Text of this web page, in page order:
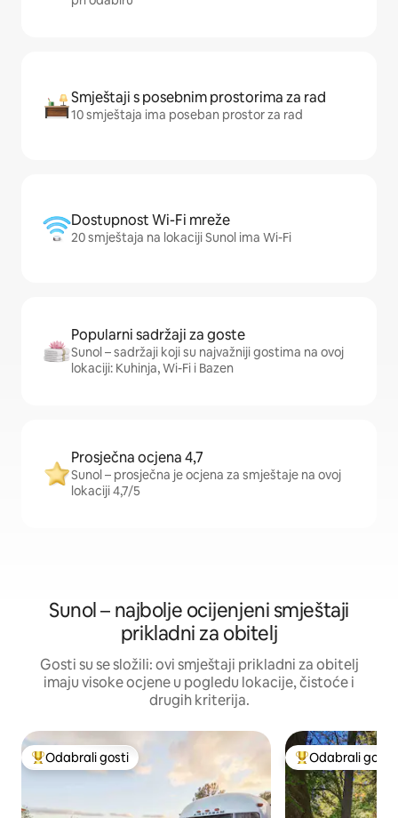
Smještaji s posebnim prostorima za rad
10 smještaja ima poseban prostor za rad
Dostupnost Wi-Fi mreže
20 smještaja na lokaciji Sunol ima Wi-Fi
Popularni sadržaji za goste
Sunol – sadržaji koji su najvažniji gostima na ovoj
lokaciji: Kuhinja, Wi-Fi i Bazen
Prosječna ocjena 4,7
Sunol – prosječna je ocjena za smještaje na ovoj
lokaciji 4,7/5
Sunol – najbolje ocijenjeni smještaji
prikladni za obitelj
Gosti su se složili: ovi smještaji prikladni za obitelj
imaju visoke ocjene u pogledu lokacije, čistoće i
drugih kriterija.
Među najviše rangiranima s oznakom „Odabrali gosti”
Odabrali gosti Među najviše
Odabrali gosti